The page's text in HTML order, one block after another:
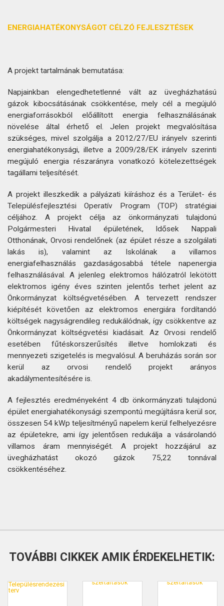
ENERGIAHATÉKONYSÁGOT CÉLZÓ FEJLESZTÉSEK
A projekt tartalmának bemutatása:
Napjainkban elengedhetetlenné vált az üvegházhatású
gázok kibocsátásának csökkentése, mely cél a megújuló
energiaforrásokból előállított energia felhasználásának
növelése által érhető el. Jelen projekt megvalósítása
szükséges, mivel szolgálja a 2012/27/EU irányelv szerinti
energiahatékonysági, illetve a 2009/28/EK irányelv szerinti
megújuló energia részarányra vonatkozó kötelezettségek
tagállami teljesítését.
A projekt illeszkedik a pályázati kiíráshoz és a Terület- és
Településfejlesztési Operatív Program (TOP) stratégiai
céljához. A projekt célja az önkormányzati tulajdonú
Polgármesteri Hivatal épületének, Idősek Nappali
Otthonának, Orvosi rendelőnek (az épület része a szolgálati
lakás is), valamint az Iskolának a villamos
energiafelhasználás gazdaságosabbá tétele napenergia
felhasználásával. A jelenleg elektromos hálózatról lekötött
elektromos igény éves szinten jelentős terhet jelent az
Önkormányzat költségvetésében. A tervezett rendszer
kiépítését követően az elektromos energiára fordítandó
költségek nagyságrendileg redukálódnak, így csökkentve az
Önkormányzat költségvetési kiadásait. Az Orvosi rendelő
esetében fűtéskorszerűsítés illetve homlokzati és
mennyezeti szigetelés is megvalósul. A beruházás során sor
kerül az orvosi rendelő projekt arányos
akadálymentesítésére is.
A fejlesztés eredményeként 4 db önkormányzati tulajdonú
épület energiahatékonysági szempontú megújításra kerül sor,
összesen 54 kWp teljesítményű napelem kerül felhelyezésre
az épületekre, ami így jelentősen redukálja a vásárolandó
villamos áram mennyiségét. A projekt hozzájárul az
üvegházhatást okozó gázok 75,22 tonnával
csökkentéséhez.
TOVÁBBI CIKKEK AMIK ÉRDEKELHETIK: